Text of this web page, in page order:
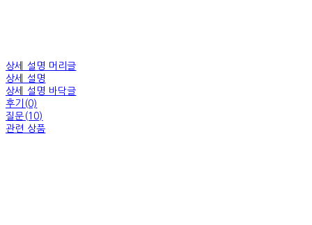
상세 설명 머리글
상세 설명
상세 설명 바닥글
후기(0)
질문(10)
관련 상품